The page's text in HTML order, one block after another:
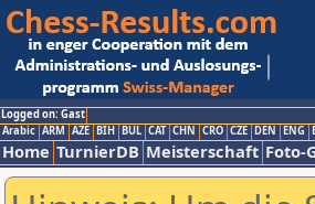
Logged on: Gast
Arabic ARM AZE BIH BUL CAT CHN CRO CZE DEN ENG
Home TurnierDB Meisterschaft Foto-